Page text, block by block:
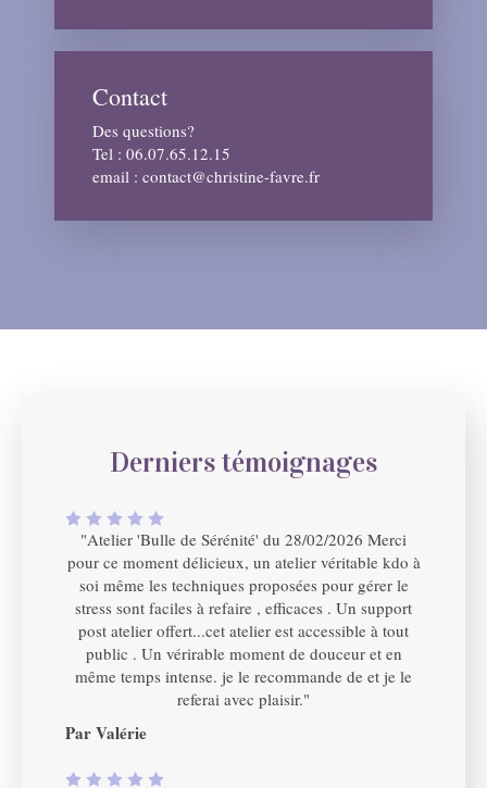
Contact
Des questions?
Tel : 06.07.65.12.15
email : contact@christine-favre.fr
Derniers témoignages
"Atelier 'Bulle de Sérénité' du 28/02/2026 Merci
pour ce moment délicieux, un atelier véritable kdo à
soi même les techniques proposées pour gérer le
stress sont faciles à refaire , efficaces . Un support
post atelier offert...cet atelier est accessible à tout
public . Un vérirable moment de douceur et en
même temps intense. je le recommande de et je le
referai avec plaisir."
Par Valérie